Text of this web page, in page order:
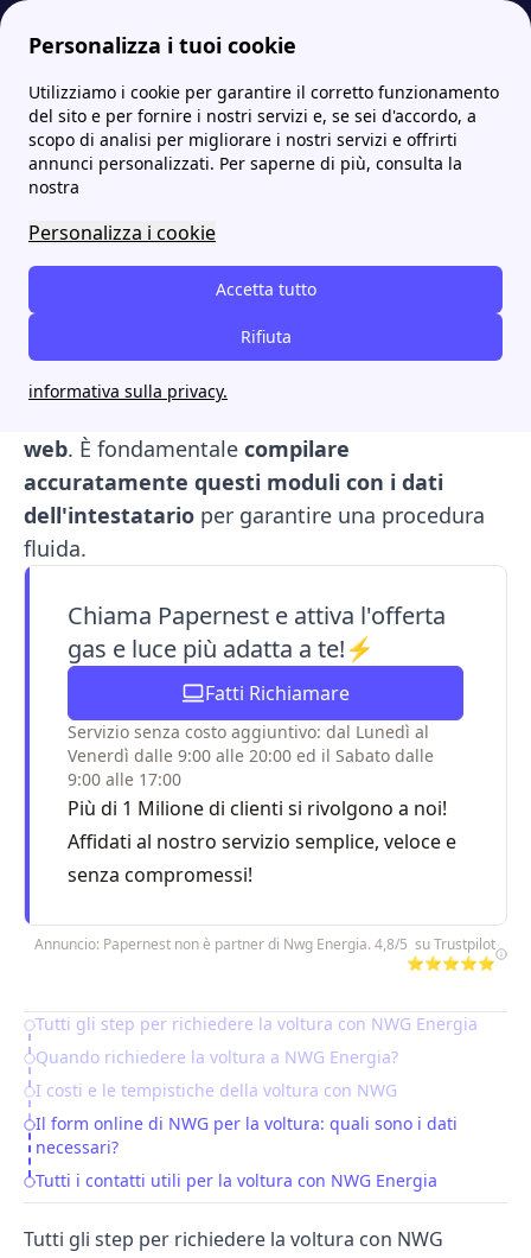
Personalizza i tuoi cookie
Utilizziamo i cookie per garantire il corretto funzionamento
del sito e per fornire i nostri servizi e, se sei d'accordo, a
scopo di analisi per migliorare i nostri servizi e offrirti
annunci personalizzati. Per saperne di più, consulta la
nostra
Personalizza i cookie
Accetta tutto
Rifiuta
informativa sulla privacy.
Papernest.it More NWG Energia La voltura con NWG: la guida completa sull'operazione con il fornitore
La voltura con NWG: la
guida completa
sull'operazione con il
Per effettuare la
voltura della fornitura di luce
e gas con Nwg Energia
web. È fondamentale compilare
accuratamente questi moduli con i dati
dell'intestatario per garantire una procedura
fluida.
Chiama Papernest e attiva l'offerta
gas e luce più adatta a te!⚡
Fatti Richiamare
Servizio senza costo aggiuntivo: dal Lunedì al
Venerdì dalle 9:00 alle 20:00 ed il Sabato dalle
9:00 alle 17:00
Più di 1 Milione di clienti si rivolgono a noi!
Affidati al nostro servizio semplice, veloce e
senza compromessi!
Annuncio: Papernest non è partner di Nwg Energia. 4,8/5 su Trustpilot
⭐⭐⭐⭐⭐
Table of Contents
Tutti gli step per richiedere la voltura con NWG Energia
Quando richiedere la voltura a NWG Energia?
I costi e le tempistiche della voltura con NWG
Il form online di NWG per la voltura: quali sono i dati
necessari?
Tutti i contatti utili per la voltura con NWG Energia
Tutti gli step per richiedere la voltura con NWG